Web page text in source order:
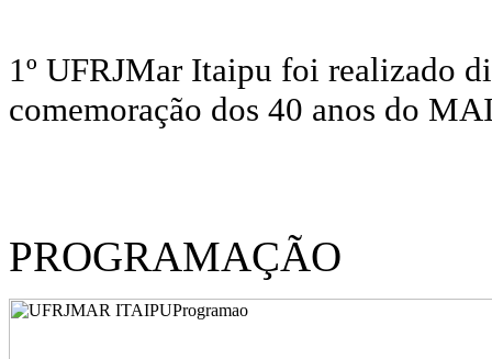
1º UFRJMar Itaipu foi realizado
comemoração dos 40 anos do
PROGRAMAÇÃO